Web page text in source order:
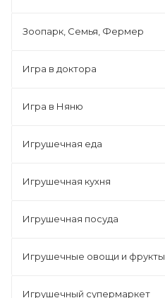
Зоопарк, Семья, Фермер
Игра в доктора
Игра в Няню
Игрушечная еда
Игрушечная кухня
Игрушечная посуда
Игрушечные овощи и фрукты
Игрушечный супермаркет